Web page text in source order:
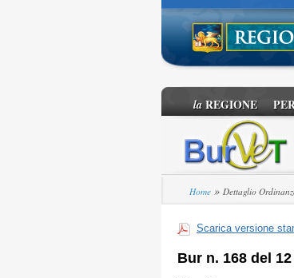
laREGIONE
Home » Dettaglio
Scarica versione
Bur n. 168 del